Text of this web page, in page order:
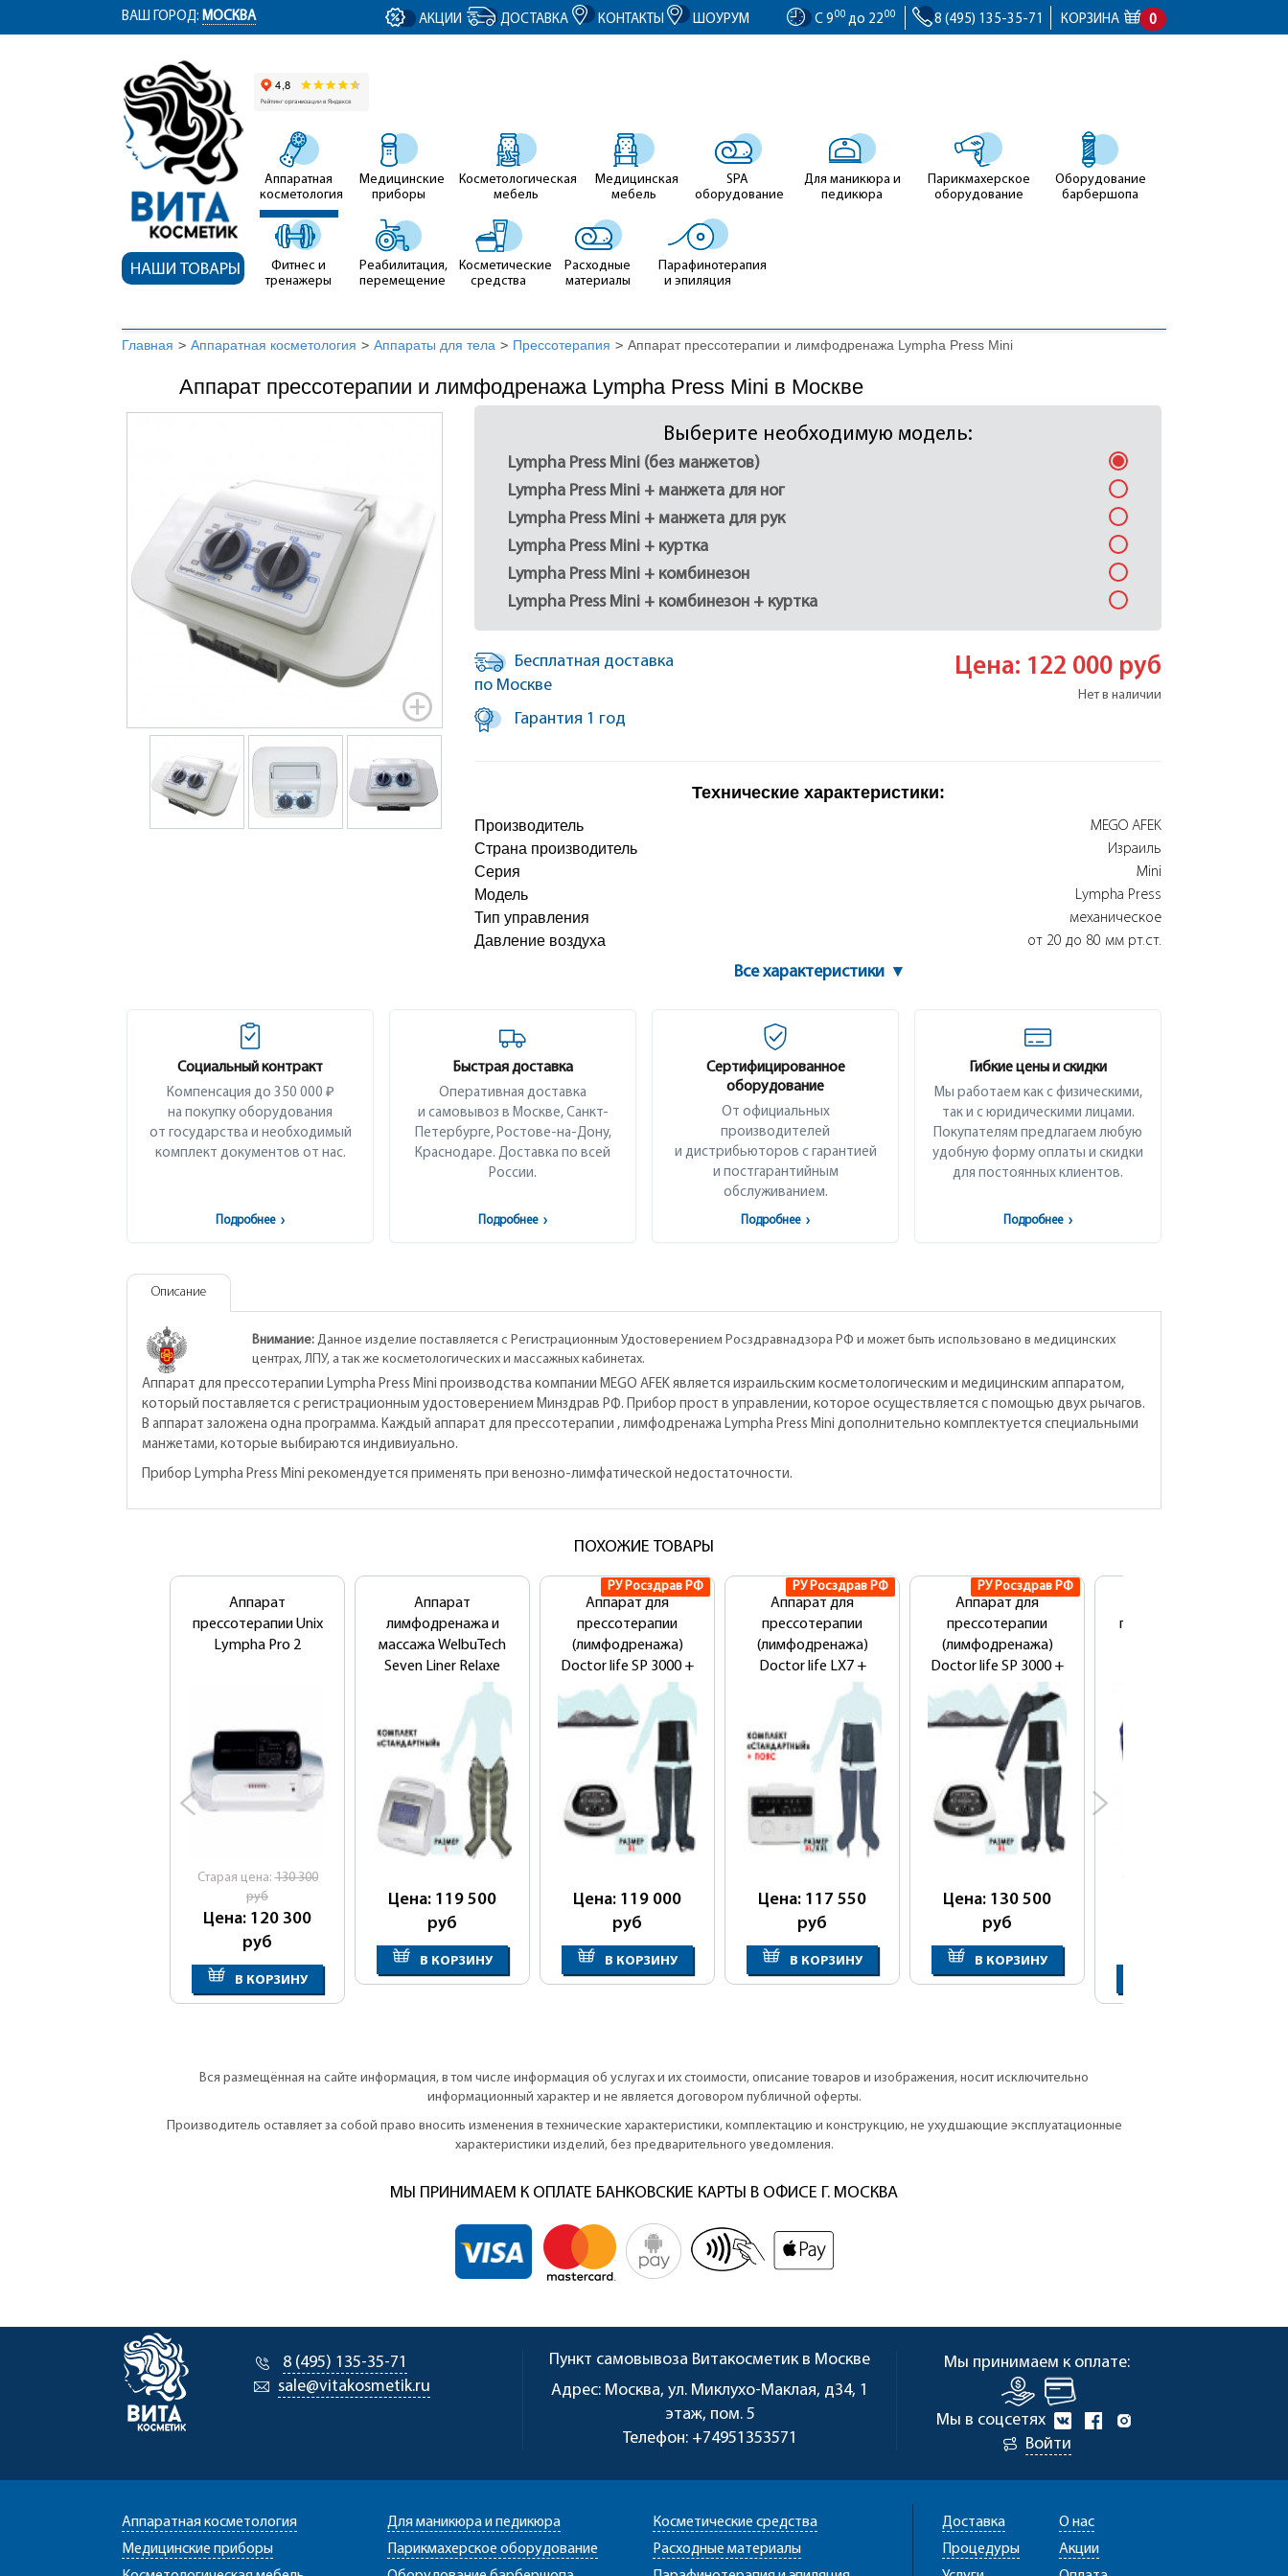
ym(12767704, 'getClientID', function(clientID) { document.getElementById('clientID').value = clientID; });
ВАШ ГОРОД: МОСКВА АКЦИИ ДОСТАВКА КОНТАКТЫ ШОУРУМ С 900 до 2200 8 (495) 135-35-71 КОРЗИНА 0
НАШИ ТОВАРЫ
Аппаратная
косметология
Медицинские
приборы
Косметологическая
мебель
Медицинская
мебель
SPA
оборудование
Для маникюра и
педикюра
Парикмахерское
оборудование
Оборудование
барбершопа
Фитнес и
тренажеры
Реабилитация,
перемещение
Косметические
средства
Расходные
материалы
Парафинотерапия
и эпиляция
Главная > Аппаратная косметология > Аппараты для тела > Прессотерапия > Аппарат прессотерапии и лимфодренажа Lympha Press Mini
Аппарат прессотерапии и лимфодренажа Lympha Press Mini в Москве
Выберите необходимую модель:
Lympha Press Mini (без манжетов)
Lympha Press Mini + манжета для ног
Lympha Press Mini + манжета для рук
Lympha Press Mini + куртка
Lympha Press Mini + комбинезон
Lympha Press Mini + комбинезон + куртка
Бесплатная доставка
по Москве
Гарантия 1 год
Цена: 122 000 руб
Нет в наличии
Технические характеристики:
Производитель MEGO AFEK
Страна производитель Израиль
Серия Mini
Модель Lympha Press
Тип управления механическое
Давление воздуха от 20 до 80 мм рт.ст.
Все характеристики ▾
Социальный контракт
Компенсация до 350 000 ₽
на покупку оборудования
от государства и необходимый
комплект документов от нас.
Подробнее ›
Быстрая доставка
Оперативная доставка
и самовывоз в Москве, Санкт-
Петербурге, Ростове-на-Дону,
Краснодаре. Доставка по всей
России.
Подробнее ›
Сертифицированное
оборудование
От официальных
производителей
и дистрибьюторов с гарантией
и постгарантийным
обслуживанием.
Подробнее ›
Гибкие цены и скидки
Мы работаем как с физическими,
так и с юридическими лицами.
Покупателям предлагаем любую
удобную форму оплаты и скидки
для постоянных клиентов.
Подробнее ›
Описание
Внимание: Данное изделие поставляется с Регистрационным Удостоверением Росздравнадзора РФ и может быть использовано в медицинских
центрах, ЛПУ, а так же косметологических и массажных кабинетах.
Аппарат для прессотерапии Lympha Press Mini производства компании MEGO AFEK является израильским косметологическим и медицинским аппаратом,
который поставляется с регистрационным удостоверением Минздрав РФ. Прибор прост в управлении, которое осуществляется с помощью двух рычагов.
В аппарат заложена одна программа. Каждый аппарат для прессотерапии , лимфодренажа Lympha Press Mini дополнительно комплектуется специальными
манжетами, которые выбираются индивиуально.
Прибор Lympha Press Mini рекомендуется применять при венозно-лимфатической недостаточности.
ПОХОЖИЕ ТОВАРЫ
Аппарат
прессотерапии Unix
Lympha Pro 2
Cтарая цена:130 300
руб
Цена: 120 300
руб
В КОРЗИНУ
Аппарат
лимфодренажа и
массажа WelbuTech
Seven Liner Relaxe
(стандартный
комплект)
Цена: 119 500
руб
В КОРЗИНУ
РУ Росздрав РФ
Аппарат для
прессотерапии
(лимфодренажа)
Doctor life SP 3000 +
манжеты для ног,
талии + мат
Цена: 119 000
руб
В КОРЗИНУ
РУ Росздрав РФ
Аппарат для
прессотерапии
(лимфодренажа)
Doctor life LX7 +
Цена: 117 550
руб
В КОРЗИНУ
РУ Росздрав РФ
Аппарат для
прессотерапии
(лимфодренажа)
Doctor life SP 3000 +
манжеты для ног,
рук, талии + мат
Цена: 130 500
руб
В КОРЗИНУ
прессотерапии GT-
Вся размещённая на сайте информация, в том числе информация об услугах и их стоимости, описание товаров и изображения, носит исключительно
информационный характер и не является договором публичной оферты.
Производитель оставляет за собой право вносить изменения в технические характеристики, комплектацию и конструкцию, не ухудшающие эксплуатационные
характеристики изделий, без предварительного уведомления.
МЫ ПРИНИМАЕМ К ОПЛАТЕ БАНКОВСКИЕ КАРТЫ В ОФИСЕ Г. МОСКВА
8 (495) 135-35-71
sale@vitakosmetik.ru
Пункт самовывоза Витакосметик в Москве
Адрес: Москва, ул. Миклухо-Маклая, д34, 1
этаж, пом. 5
Телефон: +74951353571
Мы принимаем к оплате:
Мы в соцсетях
Войти
Аппаратная косметология
Медицинские приборы
Для маникюра и педикюра
Парикмахерское оборудование
Косметические средства
Расходные материалы
Доставка
Процедуры
О нас
Акции